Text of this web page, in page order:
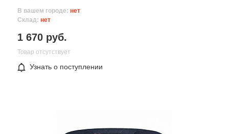
В вашем городе: нет
Склад: нет
1 670 руб.
Товар отсутствует
Узнать о поступлении